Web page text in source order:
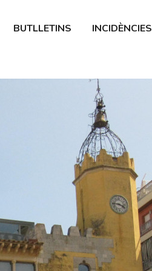
BUTLLETINS INCIDÈNCIES